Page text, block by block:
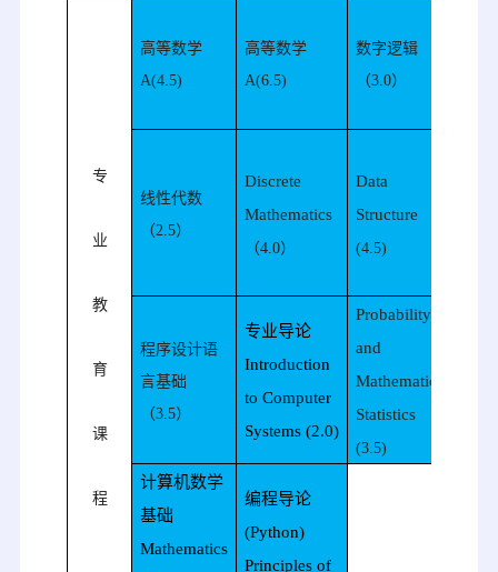
专
业
教
育
课
程
高等数学
A(4.5)
高等数学
A(6.5)
数字逻辑
（3.0）
线性代数
（2.5）
Discrete
Mathematics
（4.0）
Data
Structure
(4.5)
程序设计语
言基础
（3.5）
专业导论
Introduction
to Computer
Systems (2.0)
Probability
and
Mathematical
Statistics
(3.5)
计算机数学
基础
Mathematics
编程导论
(Python)
Principles of